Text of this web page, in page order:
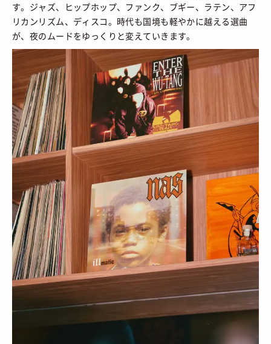
す。ジャズ、ヒップホップ、ファンク、ブギー、ラテン、アフ
リカンリズム、ディスコ。時代も国境も軽やかに越える選曲
が、夜のムードをゆっくりと変えていきます。